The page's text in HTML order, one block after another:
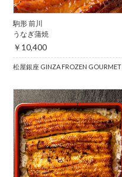
駒形 前川
うなぎ蒲焼
￥10,400
松屋銀座 GINZA FROZEN GOURMET